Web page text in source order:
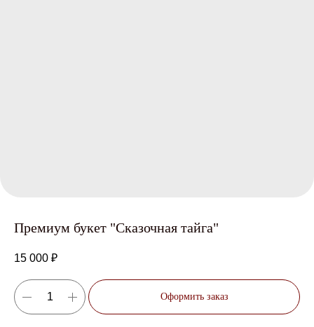
Премиум букет "Сказочная тайга"
15 000 ₽
Оформить заказ